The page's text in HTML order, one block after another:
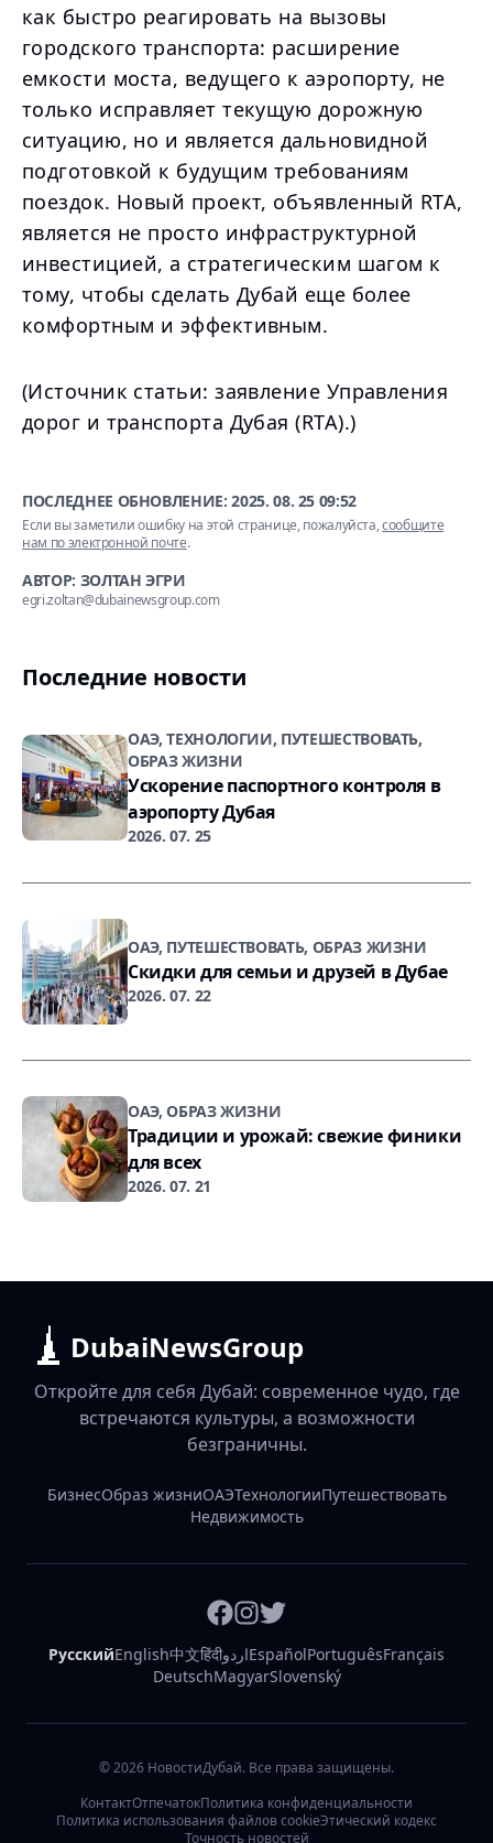
как быстро реагировать на вызовы
городского транспорта: расширение
емкости моста, ведущего к аэропорту, не
только исправляет текущую дорожную
ситуацию, но и является дальновидной
подготовкой к будущим требованиям
поездок. Новый проект, объявленный RTA,
является не просто инфраструктурной
инвестицией, а стратегическим шагом к
тому, чтобы сделать Дубай еще более
комфортным и эффективным.
(Источник статьи: заявление Управления
дорог и транспорта Дубая (RTA).)
ПОСЛЕДНЕЕ ОБНОВЛЕНИЕ:2025. 08. 25 09:52
Если вы заметили ошибку на этой странице, пожалуйста,сообщите
нам по электронной почте.
АВТОР: ЗОЛТАН ЭГРИ
egri.zoltan@dubainewsgroup.com
Последние новости
ОАЭ, ТЕХНОЛОГИИ, ПУТЕШЕСТВОВАТЬ,
ОБРАЗ ЖИЗНИ
Ускорение паспортного контроля в
аэропорту Дубая
2026. 07. 25
ОАЭ, ПУТЕШЕСТВОВАТЬ, ОБРАЗ ЖИЗНИ
Скидки для семьи и друзей в Дубае
2026. 07. 22
ОАЭ, ОБРАЗ ЖИЗНИ
Традиции и урожай: свежие финики
для всех
2026. 07. 21
DubaiNewsGroup
Откройте для себя Дубай: современное чудо, где
встречаются культуры, а возможности
безграничны.
БизнесОбраз жизниОАЭТехнологииПутешествовать
Недвижимость
РусскийEnglish中文हिंदीاردوEspañolPortuguêsFrançais
DeutschMagyarSlovenský
©2026 НовостиДубай. Все права защищены.
КонтактОтпечатокПолитика конфиденциальности
Политика использования файлов cookieЭтический кодекс
Точность новостей